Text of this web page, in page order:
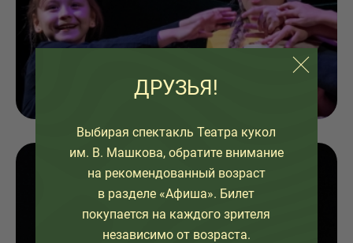
ДРУЗЬЯ!
Выбирая спектакль Театра кукол
им. В. Машкова, обратите внимание
на рекомендованный возраст
в разделе «Афиша». Билет
покупается на каждого зрителя
независимо от возраста.